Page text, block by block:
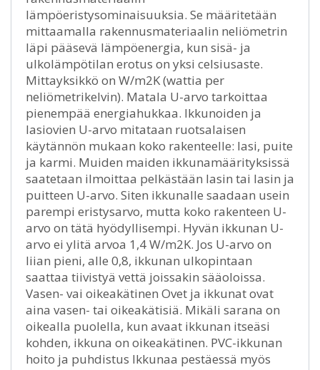
lämpöeristysominaisuuksia. Se määritetään
mittaamalla rakennusmateriaalin neliömetrin
läpi pääsevä lämpöenergia, kun sisä- ja
ulkolämpötilan erotus on yksi celsiusaste.
Mittayksikkö on W/m2K (wattia per
neliömetrikelvin). Matala U-arvo tarkoittaa
pienempää energiahukkaa. Ikkunoiden ja
lasiovien U-arvo mitataan ruotsalaisen
käytännön mukaan koko rakenteelle: lasi, puite
ja karmi. Muiden maiden ikkunamäärityksissä
saatetaan ilmoittaa pelkästään lasin tai lasin ja
puitteen U-arvo. Siten ikkunalle saadaan usein
parempi eristysarvo, mutta koko rakenteen U-
arvo on tätä hyödyllisempi. Hyvän ikkunan U-
arvo ei ylitä arvoa 1,4 W/m2K. Jos U-arvo on
liian pieni, alle 0,8, ikkunan ulkopintaan
saattaa tiivistyä vettä joissakin sääoloissa.
Vasen- vai oikeakätinen Ovet ja ikkunat ovat
aina vasen- tai oikeakätisiä. Mikäli sarana on
oikealla puolella, kun avaat ikkunan itseäsi
kohden, ikkuna on oikeakätinen. PVC-ikkunan
hoito ja puhdistus Ikkunaa pestäessä myös